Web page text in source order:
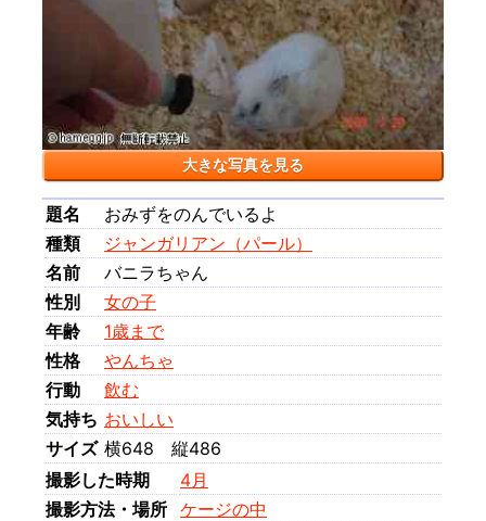
大きな写真を見る
題名
おみずをのんでいるよ
種類
ジャンガリアン（パール）
名前
バニラちゃん
性別
女の子
年齢
1歳まで
性格
やんちゃ
行動
飲む
気持ち おいしい
サイズ 横648 縦486
撮影した時期
4月
撮影方法・場所 ケージの中